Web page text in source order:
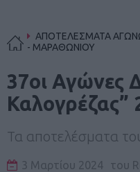
ΑΠΟΤΕΛΕΣΜΑΤΑ
- ΜΑΡΑΘΩΝΙΟΥ
37οι Αγώνες
Καλογρέζας”
Τα αποτελέσματα
3 Μαρτίου 2024 του